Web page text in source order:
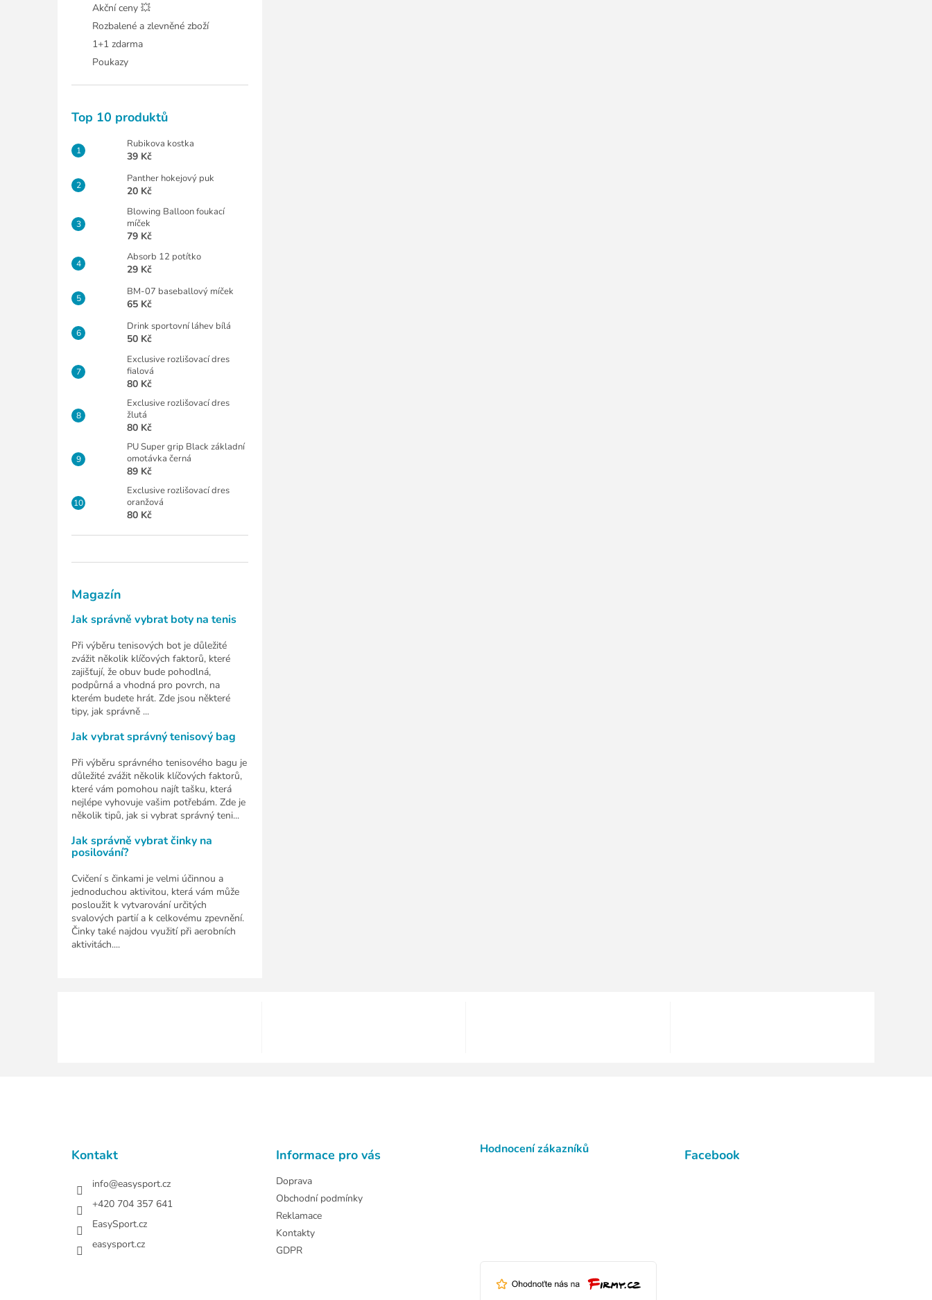
Akční ceny 💥
Rozbalené a zlevněné zboží
1+1 zdarma
Poukazy
Top 10 produktů
Rubikova kostka
39 Kč
Panther hokejový puk
20 Kč
Blowing Balloon foukací
míček
79 Kč
Absorb 12 potítko
29 Kč
BM-07 baseballový míček
65 Kč
Drink sportovní láhev bílá
50 Kč
Exclusive rozlišovací dres
fialová
80 Kč
Exclusive rozlišovací dres
žlutá
80 Kč
PU Super grip Black základní
omotávka černá
89 Kč
Exclusive rozlišovací dres
oranžová
80 Kč
Magazín
Jak správně vybrat boty na tenis
Při výběru tenisových bot je důležité
zvážit několik klíčových faktorů, které
zajišťují, že obuv bude pohodlná,
podpůrná a vhodná pro povrch, na
kterém budete hrát. Zde jsou některé
tipy, jak správně ...
Jak vybrat správný tenisový bag
Při výběru správného tenisového bagu je
důležité zvážit několik klíčových faktorů,
které vám pomohou najít tašku, která
nejlépe vyhovuje vašim potřebám. Zde je
několik tipů, jak si vybrat správný teni...
Jak správně vybrat činky na
posilování?
Cvičení s činkami je velmi účinnou a
jednoduchou aktivitou, která vám může
posloužit k vytvarování určitých
svalových partií a k celkovému zpevnění.
Činky také najdou využití při aerobních
aktivitách....
Kontakt
info@easysport.cz
+420 704 357 641
EasySport.cz
easysport.cz
Informace pro vás
Doprava
Obchodní podmínky
Reklamace
Kontakty
GDPR
Hodnocení zákazníků Facebook